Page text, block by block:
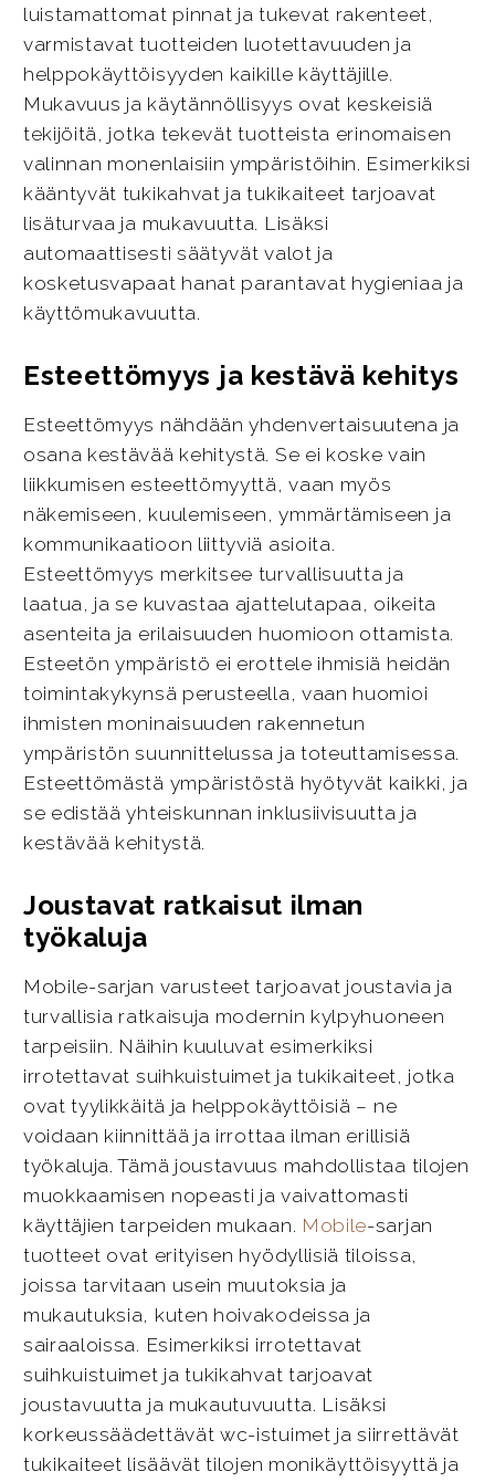
luistamattomat pinnat ja tukevat rakenteet,
varmistavat tuotteiden luotettavuuden ja
helppokäyttöisyyden kaikille käyttäjille.
Mukavuus ja käytännöllisyys ovat keskeisiä
tekijöitä, jotka tekevät tuotteista erinomaisen
valinnan monenlaisiin ympäristöihin. Esimerkiksi
kääntyvät tukikahvat ja tukikaiteet tarjoavat
lisäturvaa ja mukavuutta. Lisäksi
automaattisesti säätyvät valot ja
kosketusvapaat hanat parantavat hygieniaa ja
käyttömukavuutta.
Esteettömyys ja kestävä kehitys
Esteettömyys nähdään yhdenvertaisuutena ja
osana kestävää kehitystä. Se ei koske vain
liikkumisen esteettömyyttä, vaan myös
näkemiseen, kuulemiseen, ymmärtämiseen ja
kommunikaatioon liittyviä asioita.
Esteettömyys merkitsee turvallisuutta ja
laatua, ja se kuvastaa ajattelutapaa, oikeita
asenteita ja erilaisuuden huomioon ottamista.
Esteetön ympäristö ei erottele ihmisiä heidän
toimintakykynsä perusteella, vaan huomioi
ihmisten moninaisuuden rakennetun
ympäristön suunnittelussa ja toteuttamisessa.
Esteettömästä ympäristöstä hyötyvät kaikki, ja
se edistää yhteiskunnan inklusiivisuutta ja
kestävää kehitystä.
Joustavat ratkaisut ilman
työkaluja
Mobile-sarjan varusteet tarjoavat joustavia ja
turvallisia ratkaisuja modernin kylpyhuoneen
tarpeisiin. Näihin kuuluvat esimerkiksi
irrotettavat suihkuistuimet ja tukikaiteet, jotka
ovat tyylikkäitä ja helppokäyttöisiä – ne
voidaan kiinnittää ja irrottaa ilman erillisiä
työkaluja. Tämä joustavuus mahdollistaa tilojen
muokkaamisen nopeasti ja vaivattomasti
käyttäjien tarpeiden mukaan. Mobile-sarjan
tuotteet ovat erityisen hyödyllisiä tiloissa,
joissa tarvitaan usein muutoksia ja
mukautuksia, kuten hoivakodeissa ja
sairaaloissa. Esimerkiksi irrotettavat
suihkuistuimet ja tukikahvat tarjoavat
joustavuutta ja mukautuvuutta. Lisäksi
korkeussäädettävät wc-istuimet ja siirrettävät
tukikaiteet lisäävät tilojen monikäyttöisyyttä ja